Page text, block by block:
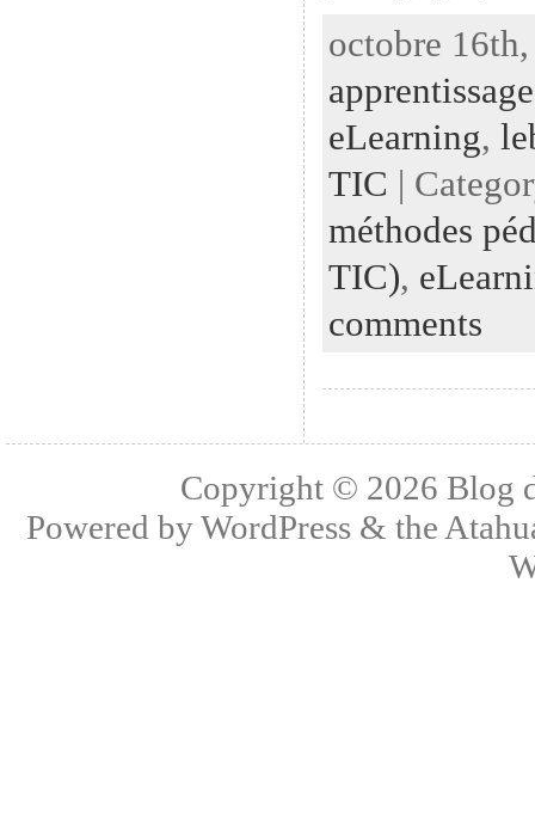
octobre
apprentissage
eLearning,
TIC |
méthodes
TIC),
comments
Copyright © 2026 Blog
Powered byWordPress & the